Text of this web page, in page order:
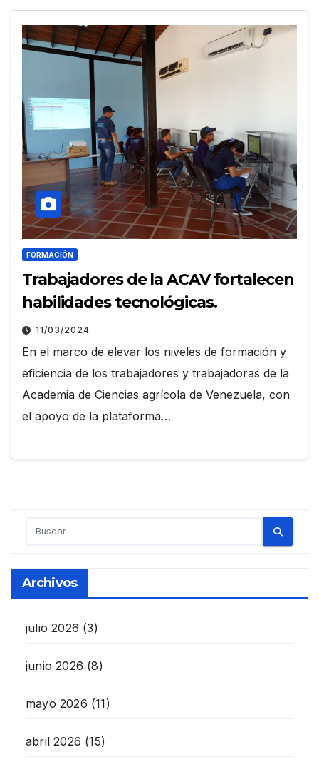
FORMACIÓN
Trabajadores de la ACAV fortalecen
habilidades tecnológicas.
11/03/2024
En el marco de elevar los niveles de formación y
eficiencia de los trabajadores y trabajadoras de la
Academia de Ciencias agrícola de Venezuela, con
el apoyo de la plataforma…
Archivos
julio 2026 (3)
junio 2026 (8)
mayo 2026 (11)
abril 2026 (15)